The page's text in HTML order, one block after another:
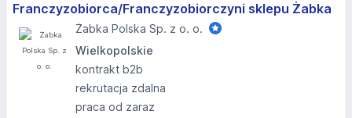
Franczyzobiorca/Franczyzobiorczyni sklepu Żabka
Żabka Polska Sp. z o. o.
Wielkopolskie
kontrakt b2b
rekrutacja zdalna
praca od zaraz